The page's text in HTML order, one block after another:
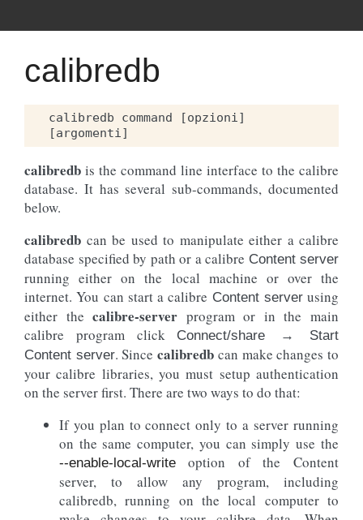
calibredb
calibredb command [opzioni]
calibredb is the command line interface to the calibre
database. It has several sub-commands, documented
below.
calibredb can be used to manipulate either a calibre
database specified by path or a calibre Content server
running either on the local machine or over the
internet. You can start a calibre Content serverusing
either thecalibre-server program or in the main
calibre program click
Connect/share → Start
Content server. Sincecalibredb can make changes to
your calibre libraries, you must setup authentication
on the server first. There are two ways to do that:
If you plan to connect only to a server running
on the same computer, you can simply use the
--enable-local-writeoption of the Content
server, to allow any program, including
calibredb, running on the local computer to